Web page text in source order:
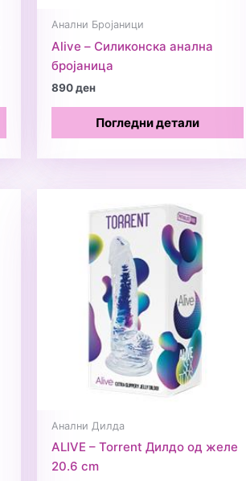
Анални Бројаници
Alive – Силиконска анална
бројаница
890ден
Погледни детали
Анални Дилда
ALIVE – Torrent Дилдо од желе
20.6 cm